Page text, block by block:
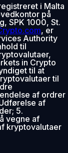
i Malta
på
SPK 1000, St.
, er
Authority
til
in Crypto
til at
til
af ordrer
af
5.
vegne af
kryptovalutaer